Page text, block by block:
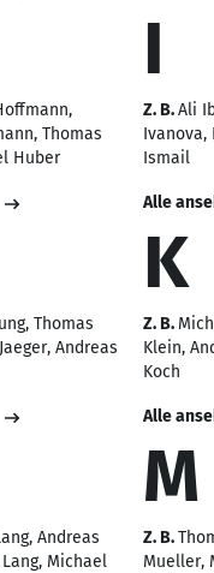
Thomas
Huber
I
Z. B.Ali
Ivanova
Ismail
Alle
Thomas
Andreas
K
Z. B.
Klein
Koch
Alle
Andreas
Michael
M
Z. B.
Mueller